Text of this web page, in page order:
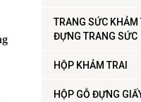
TRANG SỨC KHẢM
ĐỰNG TRANG SỨC
HỘP KHẢM TRAI
HỘP GỖ ĐỰNG